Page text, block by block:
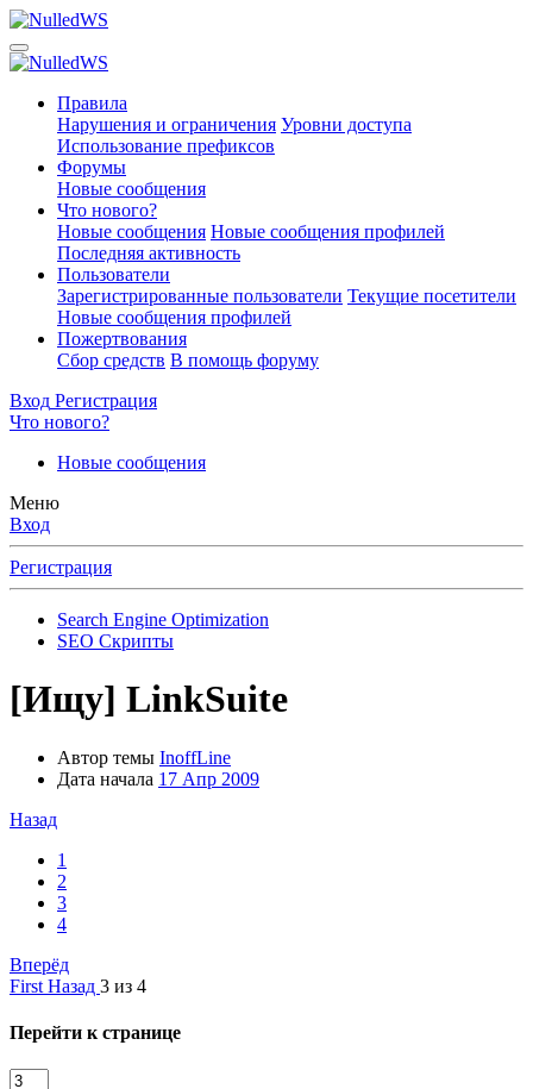
Правила
Нарушения и ограничения Уровни доступа
Использование префиксов
Форумы
Новые сообщения
Что нового?
Новые сообщения Новые сообщения профилей
Последняя активность
Пользователи
Зарегистрированные пользователи Текущие посетители
Новые сообщения профилей
Пожертвования
Сбор средств В помощь форуму
Вход Регистрация
Что нового?
Новые сообщения
Меню
Вход
Регистрация
Search Engine Optimization
SEO Скрипты
[Ищу] LinkSuite
Автор темы InoffLine
Дата начала 17 Апр 2009
Назад
1
2
3
4
Вперёд
First Назад 3 из 4
Перейти к странице